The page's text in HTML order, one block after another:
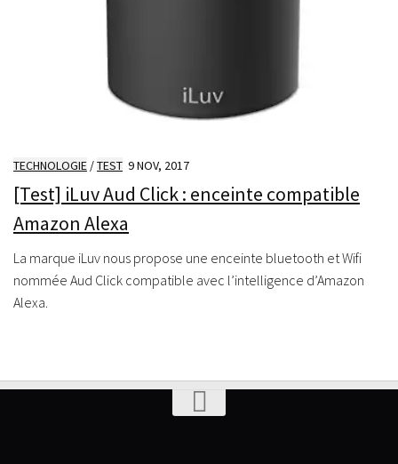
TECHNOLOGIE /TEST 9 NOV, 2017
[Test] iLuv Aud Click : enceinte compatible
Amazon Alexa
La marque iLuv nous propose une enceinte bluetooth et Wifi
nommée Aud Click compatible avec l’intelligence d’Amazon
Alexa.